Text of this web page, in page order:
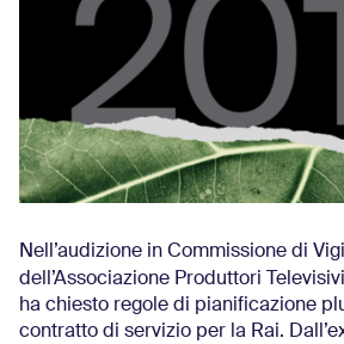
Nell’audizione in Commissione di
dell’Associazione Produttori Televisivi
ha chiesto regole di pianificazione
contratto di servizio per la Rai.